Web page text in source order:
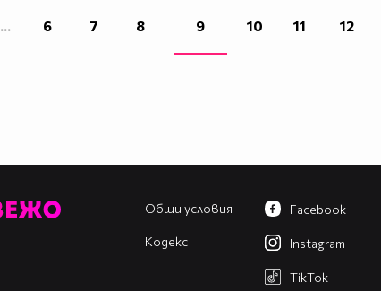
... 6 7 8 9 10 11 12
Общи условия
Кодекс
Facebook
Instagram
TikTok